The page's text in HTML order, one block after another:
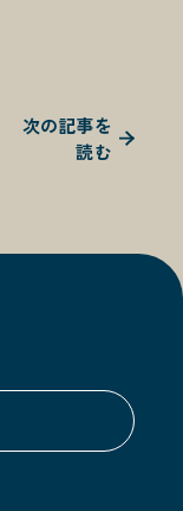
次の記事を
読む